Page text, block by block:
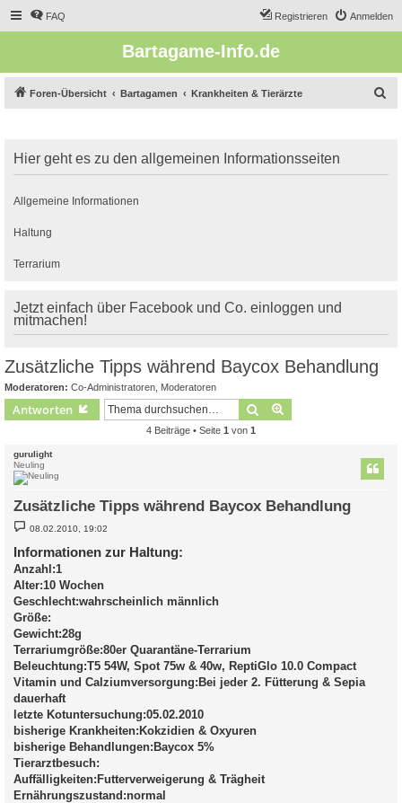
FAQ Anmelden
Registrieren
Bartagame-Info.de
Foren-Übersicht Bartagamen Krankheiten & Tierärzte
e
Hier geht es zu den allgemeinen Informationsseiten
Allgemeine Informationen
Haltung
Terrarium
Jetzt einfach über Facebook und Co. einloggen und
mitmachen!
Zusätzliche Tipps während Baycox Behandlung
Moderatoren: Co-Administratoren Moderatoren
Antworten Suche
4 Beiträge • Seite 1 von 1
gurulight
Neuling
Zusätzliche Tipps während Baycox Behandlung
B
e
i
t
r
g
08.02.2010, 19:02
Informationen zur Haltung:
Anzahl:1
Alter:10 Wochen
Geschlecht:wahrscheinlich männlich
Größe:
Gewicht:28g
Terrariumgröße:80er Quarantäne-Terrarium
Beleuchtung:T5 54W, Spot 75w & 40w, ReptiGlo 10.0 Compact
Vitamin und Calziumversorgung:Bei jeder 2. Fütterung & Sepia
dauerhaft
letzte Kotuntersuchung:05.02.2010
bisherige Krankheiten:Kokzidien & Oxyuren
bisherige Behandlungen:Baycox 5%
Tierarztbesuch:
Auffälligkeiten:Futterverweigerung & Trägheit
Ernährungszustand:normal